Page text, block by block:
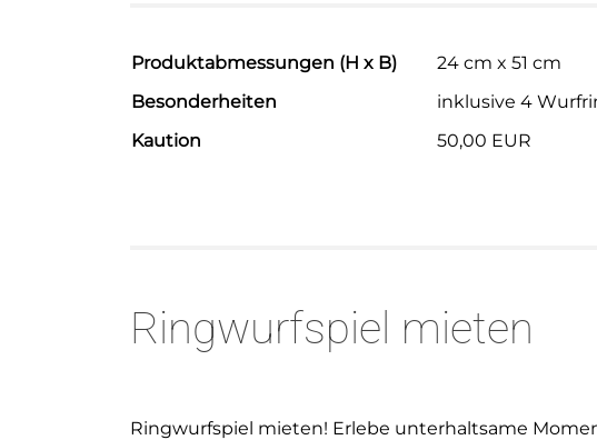
Produktabmessungen (H x B)
24 cm x 51 cm
Besonderheiten
inklusive 4
Kaution
50,00 EUR
Ringwurfspiel mieten
Ringwurfspiel mieten! Erlebe unterhaltsame